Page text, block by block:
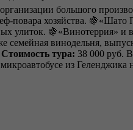
большого
повара хозяйства.
улиток. 🍇«Винотеррия» и
семейная винодельня,
Стоимость тура: 38 000 руб.
из Геленджика